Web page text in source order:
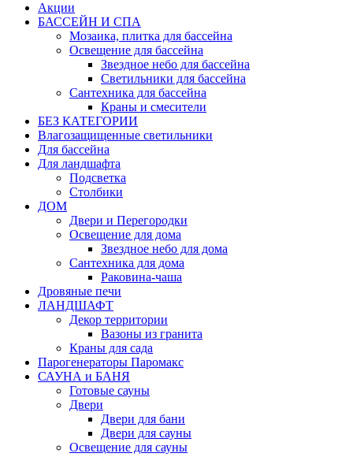
Акции
БАССЕЙН И СПА
Мозаика, плитка для бассейна
Освещение для бассейна
Звездное небо для бассейна
Светильники для бассейна
Сантехника для бассейна
Краны и смесители
БЕЗ КАТЕГОРИИ
Влагозащищенные светильники
Для бассейна
Для ландшафта
Подсветка
Столбики
ДОМ
Двери и Перегородки
Освещение для дома
Звездное небо для дома
Сантехника для дома
Раковина-чаша
Дровяные печи
ЛАНДШАФТ
Декор территории
Вазоны из гранита
Краны для сада
Парогенераторы Паромакс
САУНА и БАНЯ
Готовые сауны
Двери
Двери для бани
Двери для сауны
Освещение для сауны